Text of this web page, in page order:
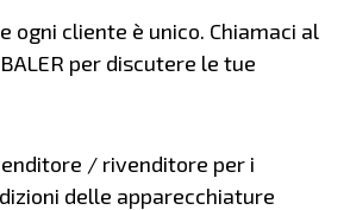
ogni cliente è unico. Chiamaci al
per discutere le tue
/ rivenditore per i
delle apparecchiature